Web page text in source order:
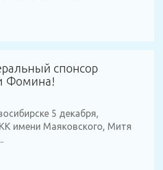
спонсор
Фомина!
5 декабря,
имени Маяковского, Митя